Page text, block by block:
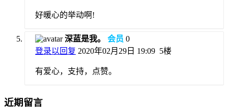
好暖心的举动啊!
深蓝是我。 会员 0
登录以回复 2020年02月29日 19:09 5楼
有爱心，支持，点赞。
近期留言